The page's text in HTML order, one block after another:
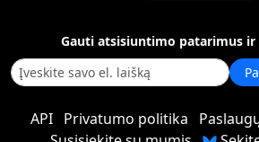
Gauti atsisiuntimo patarimus
API Privatumo politika